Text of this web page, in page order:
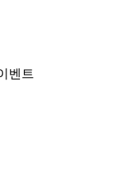
벤트